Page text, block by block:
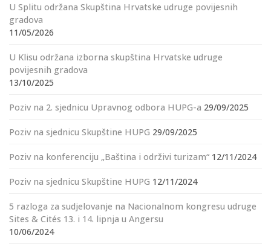
U Splitu održana Skupština Hrvatske udruge povijesnih
gradova
11/05/2026
U Klisu održana izborna skupština Hrvatske udruge
povijesnih gradova
13/10/2025
Poziv na 2. sjednicu Upravnog odbora HUPG-a 29/09/2025
Poziv na sjednicu Skupštine HUPG 29/09/2025
Poziv na konferenciju „Baština i održivi turizam“ 12/11/2024
Poziv na sjednicu Skupštine HUPG 12/11/2024
5 razloga za sudjelovanje na Nacionalnom kongresu udruge
Sites & Cités 13. i 14. lipnja u Angersu
10/06/2024